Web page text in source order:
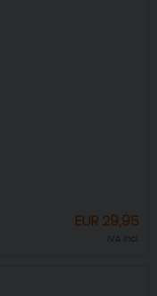
EUR 29,95
IVA incl.